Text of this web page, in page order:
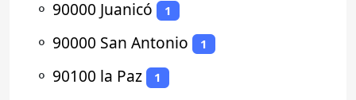
⚬ 90000 Juanicó 1
⚬ 90000 San Antonio 1
⚬ 90100 la Paz 1